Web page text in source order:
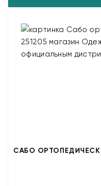
САБО